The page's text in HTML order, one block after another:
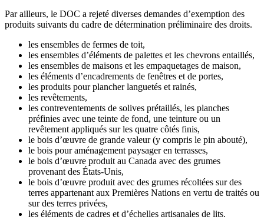
Par ailleurs, le DOC a rejeté diverses demandes d’exemption des
produits suivants du cadre de détermination préliminaire des droits.
les ensembles de fermes de toit,
les ensembles d’éléments de palettes et les chevrons entaillés,
les ensembles de maisons et les empaquetages de maison,
les éléments d’encadrements de fenêtres et de portes,
les produits pour plancher languetés et rainés,
les revêtements,
les contreventements de solives prétaillés, les planches
préfinies avec une teinte de fond, une teinture ou un
revêtement appliqués sur les quatre côtés finis,
le bois d’œuvre de grande valeur (y compris le pin abouté),
le bois pour aménagement paysager en terrasses,
le bois d’œuvre produit au Canada avec des grumes
provenant des États-Unis,
le bois d’œuvre produit avec des grumes récoltées sur des
terres appartenant aux Premières Nations en vertu de traités ou
sur des terres privées,
les éléments de cadres et d’échelles artisanales de lits.